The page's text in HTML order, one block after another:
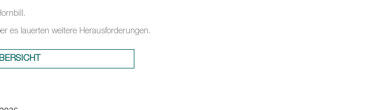
es lauerten weitere Herausforderungen.